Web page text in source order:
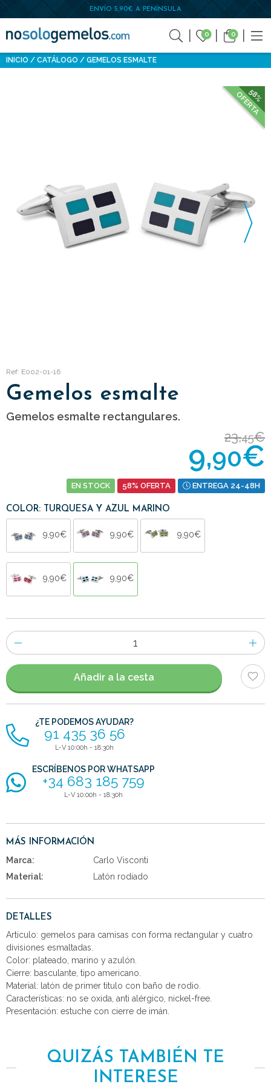
ENVÍO 5,90€ A PENÍNSULA
0 0
INICIO CATÁLOGO GEMELOS ESMALTE
58%
OFERTA
Ref: E002-01-16
Gemelos esmalte
Gemelos esmalte rectangulares.
23,45€
9,90€
EN STOCK 58% OFERTA ENTREGA 24-48H
COLOR: TURQUESA Y AZUL MARINO
9,90€ 9,90€ 9,90€
9,90€ 9,90€
Número
de
artículos
Añadir a la cesta
¿TE PODEMOS AYUDAR?
91 435 36 56
L-V 10:00h - 18:30h
ESCRÍBENOS POR WHATSAPP
+34 683 185 759
L-V 10:00h - 18:30h
MÁS INFORMACIÓN
Marca:
Carlo Visconti
Material:
Latón rodiado
DETALLES
Articulo: gemelos para camisas con forma rectangular y cuatro
divisiones esmaltadas.
Color: plateado, marino y azulón.
Cierre: basculante, tipo americano.
Material: latón de primer titulo con baño de rodio.
Características: no se oxida, anti alérgico, nickel-free.
Presentación: estuche con cierre de imán.
QUIZÁS TAMBIÉN TE
INTERESE